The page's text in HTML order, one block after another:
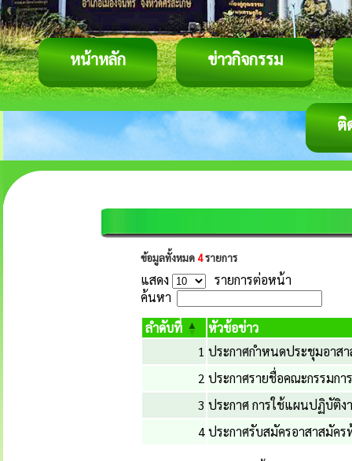
หน้าหลัก ข่าวกิจกรรม
ติ
ข้อมูลทั้งหมด 4รายการ
แสดง
รายการต่อหน้า
ค้นหา
ลำดับที่
หัวข้อข่าว
1 ประกาศกำหนดประชุมอาส
2 ประกาศรายชื่อคณะกรรมกา
3 ประกาศ การใช้แผนปฏิบัติง
4ประกาศรับสมัครอาสาสมัค